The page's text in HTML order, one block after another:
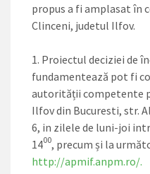
propus a fi amplasat în
Clinceni, judetul Ilfov.
Proiectul deciziei de
fundamentează pot fi
autorității competente
Ilfov din Bucuresti, str.
6, in zilele de luni-joi
1400, precum și la
http://apmif.anpm.ro/.